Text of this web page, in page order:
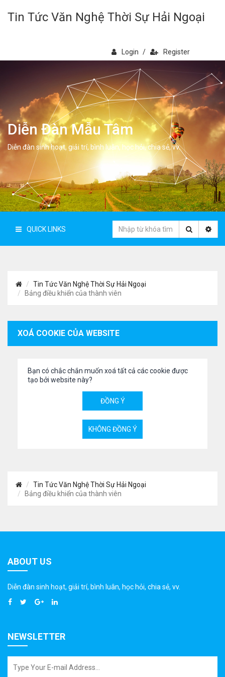
Tin Tức Văn Nghệ Thời Sự Hải Ngoại
Login / Register
Diễn Đàn Mẫu Tâm
Diễn đàn sinh hoạt, giải trí, bình luân, học hỏi, chia sẻ, vv.
QUICK LINKS
Tin Tức Văn Nghệ Thời Sự Hải Ngoại
Bảng điều khiển của thành viên
XOÁ COOKIE CỦA WEBSITE
Bạn có chắc chắn muốn xoá tất cả các cookie được
tạo bởi website này?
Tin Tức Văn Nghệ Thời Sự Hải Ngoại
Bảng điều khiển của thành viên
ABOUT US
Diễn đàn sinh hoạt, giải trí, bình luân, học hỏi, chia sẻ, vv.
NEWSLETTER